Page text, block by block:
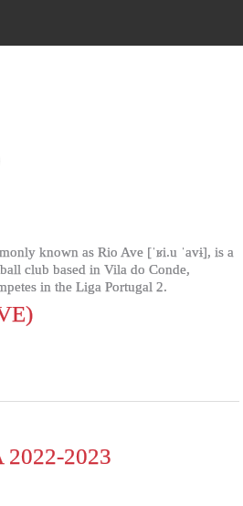
known as Rio Ave [ˈʁi.u ˈavɨ], is a
club based in Vila do Conde,
in the Liga Portugal 2.
2023